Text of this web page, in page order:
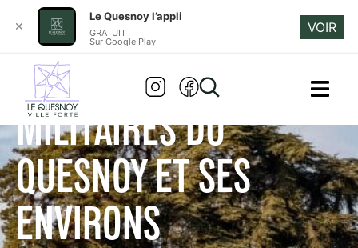
LES MÉDAILLÉS
MILITAIRES DU
QUESNOY ET SES
ENVIRONS
✕
Le Quesnoy l’appli
GRATUIT
Sur Google Play
VOIR